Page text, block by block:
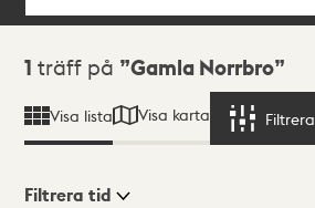
Sökresultat
1 träff på Gamla Norrbro
Visa lista Visa karta Filtrera
Filtrera tid